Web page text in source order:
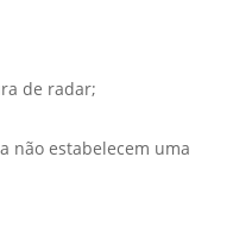
de radar;
não estabelecem uma